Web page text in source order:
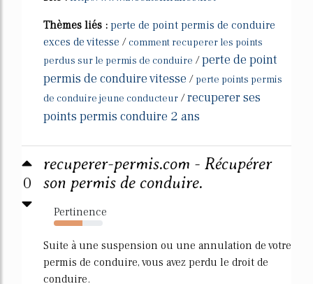
Thèmes liés : perte de point permis de conduire
exces de vitesse / comment recuperer les points
perdus sur le permis de conduire /perte de point
permis de conduire vitesse / perte points permis
de conduire jeune conducteur /recuperer ses
points permis conduire 2 ans
0
recuperer-permis.com - Récupérer
son permis de conduire.
Pertinence
59%
Suite à une suspension ou une annulation de votre
permis de conduire, vous avez perdu le droit de
conduire.